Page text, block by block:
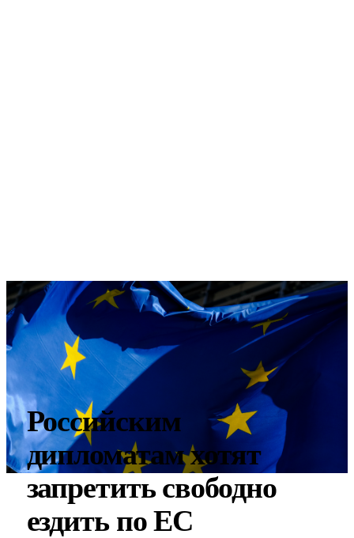
Российским
дипломатам хотят
запретить свободно
ездить по ЕС